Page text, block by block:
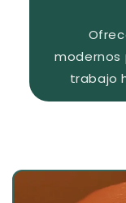
modernos
trabajo